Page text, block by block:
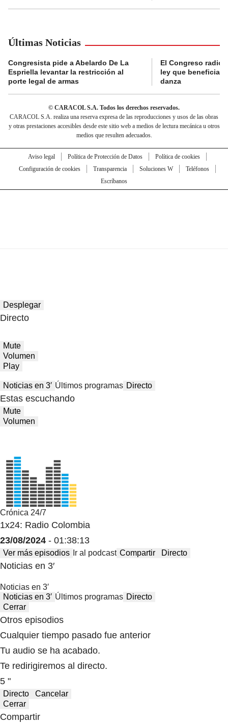
Últimas Noticias
Congresista pide a Abelardo De La
Espriella levantar la restricción al
porte legal de armas
El Congreso
ley que beneficia
danza
© CARACOL S.A. Todos los derechos reservados.
CARACOL S.A. realiza una reserva expresa de las reproducciones y usos de las obras
y otras prestaciones accesibles desde este sitio web a medios de lectura mecánica u otros
medios que resulten adecuados.
Aviso legal Política de Protección de Datos
Política de cookies
Configuración de cookies
Transparencia Soluciones W
Teléfonos
Escríbanos
Desplegar
Directo
Mute
Volumen
Play
Noticias en 3′ Últimos programas Directo
Estas escuchando
Mute
Volumen
Crónica 24/7
1x24: Radio Colombia
23/08/2024 - 01:38:13
Ver más episodios Ir al podcast Compartir Directo
Noticias en 3′
Noticias en 3′
Noticias en 3′ Últimos programas Directo
Cerrar
Otros episodios
Cualquier tiempo pasado fue anterior
Tu audio se ha acabado.
Te redirigiremos al directo.
5 "
Directo
Cancelar
Cerrar
Compartir